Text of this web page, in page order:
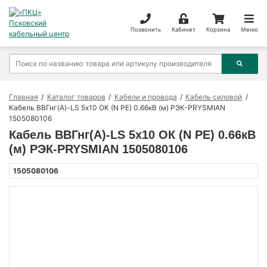
Позвонить Кабинет Корзина Меню
Главная Каталог товаров Кабели и провода
Кабель силовой
Кабель ВВГнг(А)-LS 5х10 ОК (N PE) 0.66кВ (м) РЭК-PRYSMIAN
1505080106
Кабель ВВГнг(А)-LS 5х10 ОК (N PE) 0.66кВ
(м) РЭК-PRYSMIAN 1505080106
1505080106